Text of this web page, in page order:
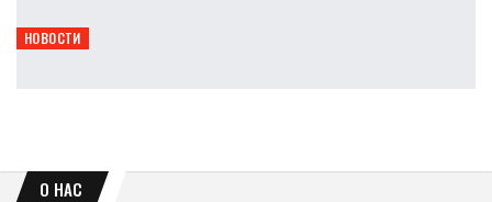
НОВОСТИ
Dead Rising отмечает 20 лет: Capcom намекнула на будущее
О НАС